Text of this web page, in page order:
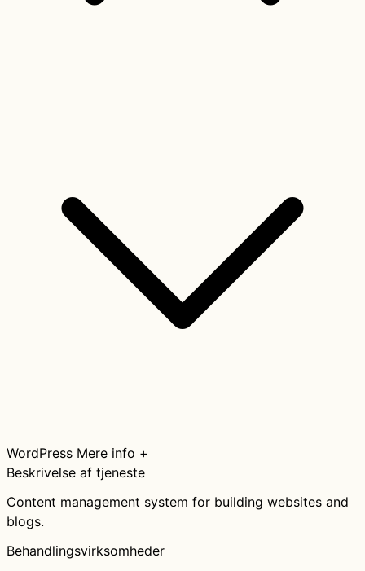
WordPress Mere info +
Beskrivelse af tjeneste
Content management system for building websites and
blogs.
Behandlingsvirksomheder